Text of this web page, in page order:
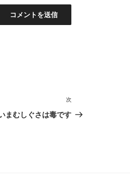
次
の
次
まむしぐさは毒です